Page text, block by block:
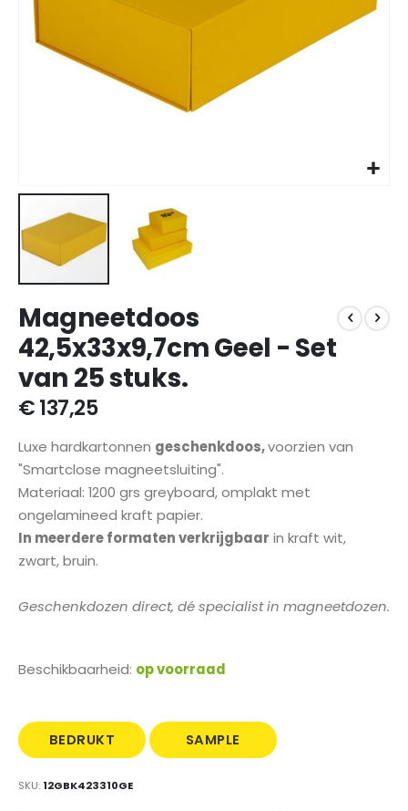
naar
het
begin
van
de
afbeeldingen-
Magneetdoos
42,5x33x9,7cm Geel - Set
van 25 stuks.
€ 137,25
Luxe hardkartonnen geschenkdoos,voorzien van
"Smartclose magneetsluiting".
Materiaal: 1200 grs greyboard, omplakt met
ongelamineed kraft papier.
In meerdere formaten verkrijgbaar in kraft wit,
zwart, bruin.
Geschenkdozen direct, dé specialist in magneetdozen.
Beschikbaarheid: op voorraad
BEDRUKT
SAMPLE
SKU 12GBK423310GE